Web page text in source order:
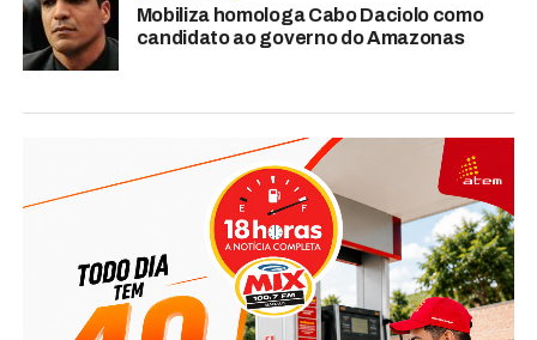
Mobiliza homologa Cabo Daciolo como
candidato ao governo do Amazonas